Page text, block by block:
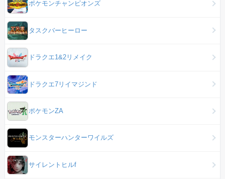
ポケモンチャンピオンズ
タスクバーヒーロー
ドラクエ1&2リメイク
ドラクエ7リイマジンド
ポケモンZA
モンスターハンターワイルズ
サイレントヒルf